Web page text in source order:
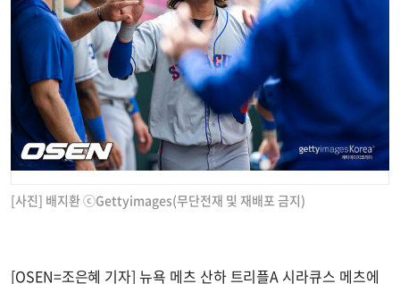
[사진] 배지환 ⓒGettyimages(무단전재 및 재배포 금지)
[OSEN=조은혜 기자] 뉴욕 메츠 산하 트리플A 시라큐스 메츠에